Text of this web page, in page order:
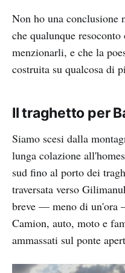
Non ho una conclusione
che qualunque
menzionarli, e che la
costruita su qualcosa di
Il traghetto per
Siamo scesi dalla
lunga colazione
sud fino al porto dei
traversata verso
breve — meno di un'ora
Camion, auto, moto e
ammassati sul ponte